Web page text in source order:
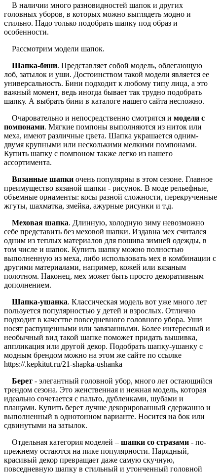
В наличии много разновидностей шапок и других
головных уборов, в которых можно выглядеть модно и
стильно. Надо только подобрать шапку под образ и
особенности.
Рассмотрим модели шапок.
Шапка-бини. Представляет собой модель, облегающую
лоб, затылок и уши. Достоинством такой модели является ее
универсальность. Бини подходит к любому типу лица, а это
важный момент, ведь иногда бывает так трудно подобрать
шапку. А выбрать бини в каталоге нашего сайта несложно.
Очаровательно и непосредственно смотрятся и модели с
помпонами. Мягкие помпоны выполняются из ниток или
меха, имеют различные цвета. Шапка украшается одним-
двумя крупными или несколькими мелкими помпонами.
Купить шапку с помпоном также легко из нашего
ассортимента.
Вязанные шапки очень популярны в этом сезоне. Главное
преимущество вязаной шапки - рисунок. В моде рельефные,
объемные орнаменты: косы разной сложности, перекрученные
жгуты, шахматка, змейка, ажурные рисунки и т.д.
Меховая шапка. Длинную, холодную зиму невозможно
себе представить без меховой шапки. Издавна мех считался
одним из теплых материалов для пошива зимней одежды, в
том числе и шапок. Купить шапку можно полностью
выполненную из меха, либо использовать мех в комбинации с
другими материалами, например, кожей или вязаным
полотном. Наконец, мех может быть просто декоративным
дополнением.
Шапка-ушанка. Классическая модель вот уже много лет
пользуется популярностью у детей и взрослых. Отлично
подходит в качестве повседневного головного убора. Уши
носят распущенными или завязанными. Более интересный и
необычный вид такой шапке поможет придать вышивка,
аппликация или другой декор. Подобрать шапку-ушанку с
модным брендом можно на этом же сайте по ссылке
https://.kepkitut.ru/21-shapka-ushanka
Берет - элегантный головной убор, много лет остающийся
трендом сезона. Это женственная и нежная модель, которая
идеально сочетается с пальто, дубленками, шубами и
плащами. Купить берет лучше декорированный сдержанно и
выполненный в однотонном варианте. Носится на бок или
сдвинутыми на затылок.
Отдельная категория моделей – шапки со стразами - по-
прежнему остаются на пике популярности. Нарядный,
красивый декор превращает даже самую скучную,
повседневную шапку в стильный и утонченный головной